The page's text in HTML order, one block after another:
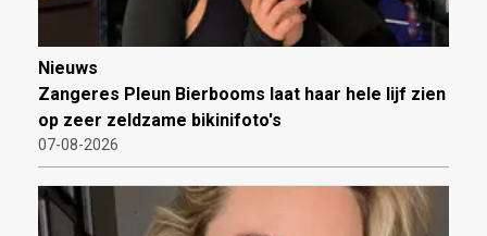
Nieuws
Zangeres Pleun Bierbooms laat haar hele lijf zien
op zeer zeldzame bikinifoto's
07-08-2026